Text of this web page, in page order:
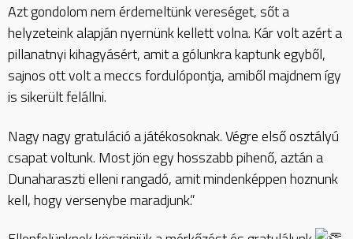
Azt gondolom nem érdemeltünk vereséget, sőt a
helyzeteink alapján nyernünk kellett volna. Kár volt azért a
pillanatnyi kihagyásért, amit a gólunkra kaptunk egyből,
sajnos ott volt a meccs fordulópontja, amiből majdnem így
is sikerült felállni.
Nagy nagy gratuláció a játékosoknak. Végre első osztályú
csapat voltunk. Most jön egy hosszabb pihenő, aztán a
Dunaharaszti elleni rangadó, amit mindenképpen hoznunk
kell, hogy versenybe maradjunk.”